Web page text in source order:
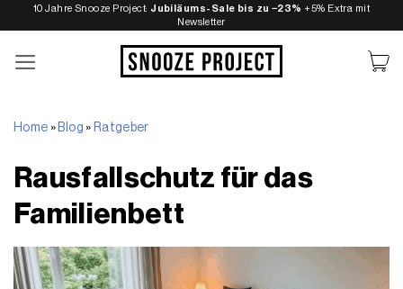
Inhalt
springen
10 Jahre Snooze Project: Jubiläums-Sale bis zu −23% +5% Extra mit
Newsletter
Home » Blog » Ratgeber
Rausfallschutz für das
Familienbett